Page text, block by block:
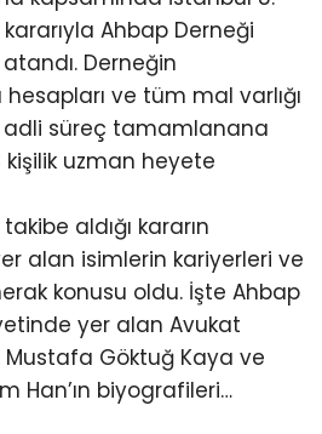
Ahbap Derneği
Derneğin
hesapları ve tüm mal varlığı
adli süreç tamamlanana
uzman heyete
aldığı kararın
alan isimlerin kariyerleri ve
konusu oldu. İşte Ahbap
yer alan Avukat
Mustafa Göktuğ Kaya ve
Han’ın biyografileri…